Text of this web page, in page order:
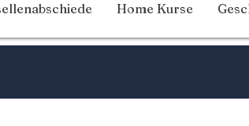
Home Kurse